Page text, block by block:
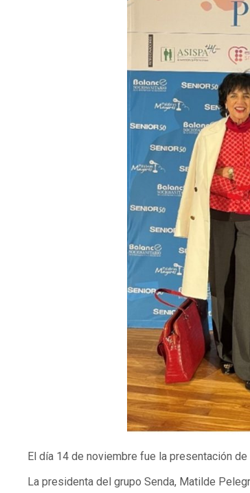
El día 14 de noviembre fue la presentación
La presidenta del grupo Senda, Matilde